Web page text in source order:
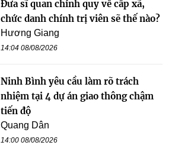
Đưa sĩ quan chính quy về cấp xã,
chức danh chính trị viên sẽ thế nào?
Hương Giang
14:04 08/08/2026
Ninh Bình yêu cầu làm rõ trách
nhiệm tại 4 dự án giao thông chậm
tiến độ
Quang Dân
14:00 08/08/2026